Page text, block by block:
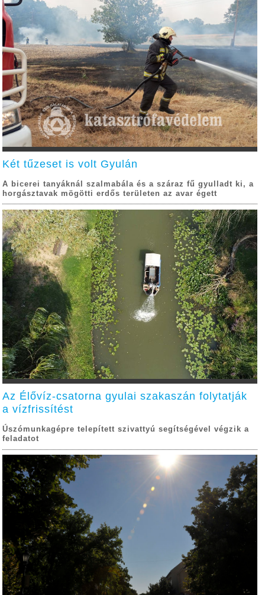
Két tűzeset is volt Gyulán
A bicerei tanyáknál szalmabála és a száraz fű gyulladt ki, a
horgásztavak mögötti erdős területen az avar égett
Az Élővíz-csatorna gyulai szakaszán folytatják
a vízfrissítést
Úszómunkagépre telepített szivattyú segítségével végzik a
feladatot